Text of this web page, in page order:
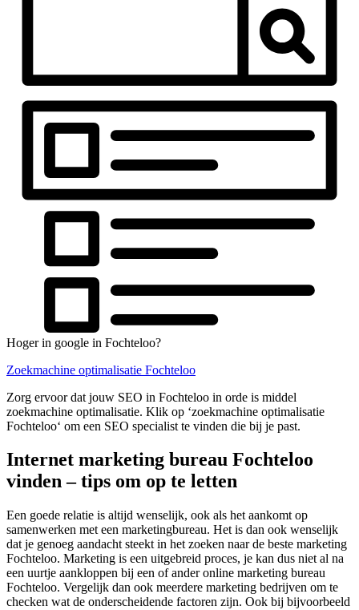
Hoger in google in Fochteloo?
Zoekmachine optimalisatie Fochteloo
Zorg ervoor dat jouw SEO in Fochteloo in orde is middel
zoekmachine optimalisatie. Klik op ‘zoekmachine optimalisatie
Fochteloo‘ om een SEO specialist te vinden die bij je past.
Internet marketing bureau Fochteloo
vinden – tips om op te letten
Een goede relatie is altijd wenselijk, ook als het aankomt op
samenwerken met een marketingbureau. Het is dan ook wenselijk
dat je genoeg aandacht steekt in het zoeken naar de beste marketing
Fochteloo. Marketing is een uitgebreid proces, je kan dus niet al na
een uurtje aankloppen bij een of ander online marketing bureau
Fochteloo. Vergelijk dan ook meerdere marketing bedrijven om te
checken wat de onderscheidende factoren zijn. Ook bij bijvoorbeeld